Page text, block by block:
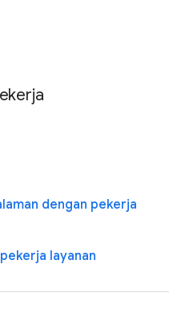
dengan pekerja
layanan